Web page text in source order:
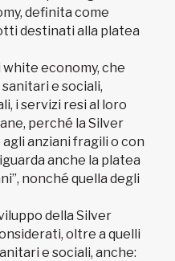
definita come
destinati alla platea
economy, che
e sociali,
i servizi resi al loro
perché la Silver
anziani fragili o con
anche la platea
nonché quella degli
della Silver
oltre a quelli
e sociali, anche: